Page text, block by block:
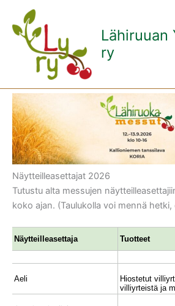
sisältöön
Lähiruuan
ry
Näytteilleasettajat 2026
Tutustu alta messujen
koko ajan. (Taulukolla voi mennä